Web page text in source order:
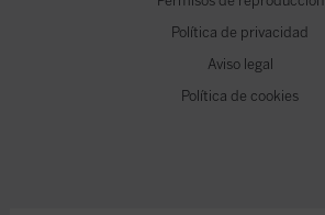
Política de privacidad
Aviso legal
Política de cookies